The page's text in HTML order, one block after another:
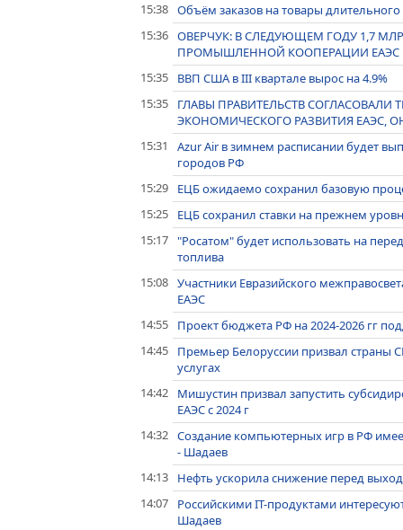
15:38 Объём заказов на товары
15:36 ОВЕРЧУК: В СЛЕДУЮЩЕМ ГОДУ 1,7
ПРОМЫШЛЕННОЙ КООПЕРАЦИИ ЕАЭС
15:35
ВВП США в III квартале вырос на 4.9%
15:35
ГЛАВЫ ПРАВИТЕЛЬСТВ
ЭКОНОМИЧЕСКОГО РАЗВИТИЯ ЕАЭС,
15:31
Azur Air в зимнем расписании будет
городов РФ
15:29
ЕЦБ ожидаемо сохранил базовую
15:25
ЕЦБ сохранил ставки на прежнем
15:17 "Росатом" будет использовать на
топлива
15:08 Участники Евразийского
ЕАЭС
14:55
Проект бюджета РФ на 2024-2026 гг
14:45
Премьер Белоруссии призвал страны
услугах
14:42
Мишустин призвал запустить
ЕАЭС с 2024 г
14:32 Создание компьютерных игр в РФ
- Шадаев
14:13
Нефть ускорила снижение перед
14:07
Российскими IT-продуктами
Шадаев